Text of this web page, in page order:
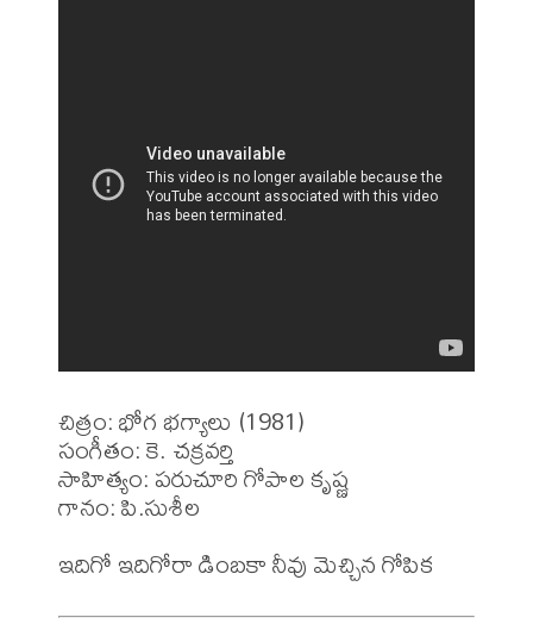
చిత్రం: భోగ భగ్యాలు (1981)
సంగీతం: కె. చక్రవర్తి
సాహిత్యం: పరుచూరి గోపాల కృష్ణ
గానం: పి.సుశీల